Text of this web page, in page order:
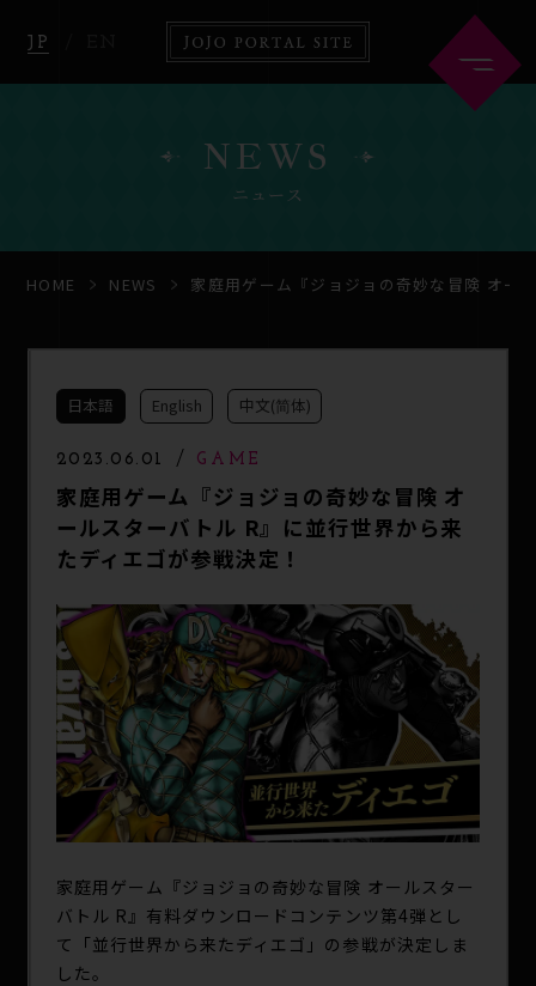
JP
HOME ABOUT
COMICS
SPECIAL
NEWS
ニュース
HOME NEWS 家庭用ゲーム『ジョジョの奇妙な冒険 オー
日本語 English 中文(简体)
2023.06.01 GAME
家庭用ゲーム『ジョジョの奇妙な冒険 オ
ールスターバトル R』に並行世界から来
たディエゴが参戦決定！
家庭用ゲーム『ジョジョの奇妙な冒険 オールスター
バトル R』有料ダウンロードコンテンツ第4弾とし
て「並行世界から来たディエゴ」の参戦が決定しま
した。